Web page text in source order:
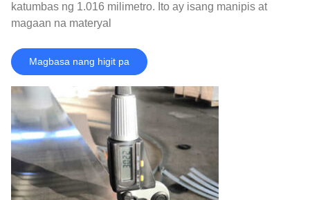
katumbas ng 1.016 milimetro. Ito ay isang manipis at
magaan na materyal
Magbasa nang higit pa